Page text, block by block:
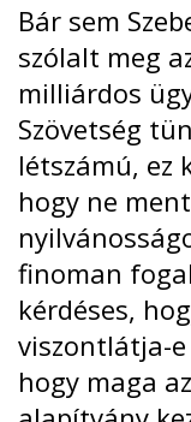
Bár sem
szólalt meg
milliárdos
Szövetség
létszámú, ez
hogy ne
finoman
kérdéses,
viszontlátja-
hogy maga